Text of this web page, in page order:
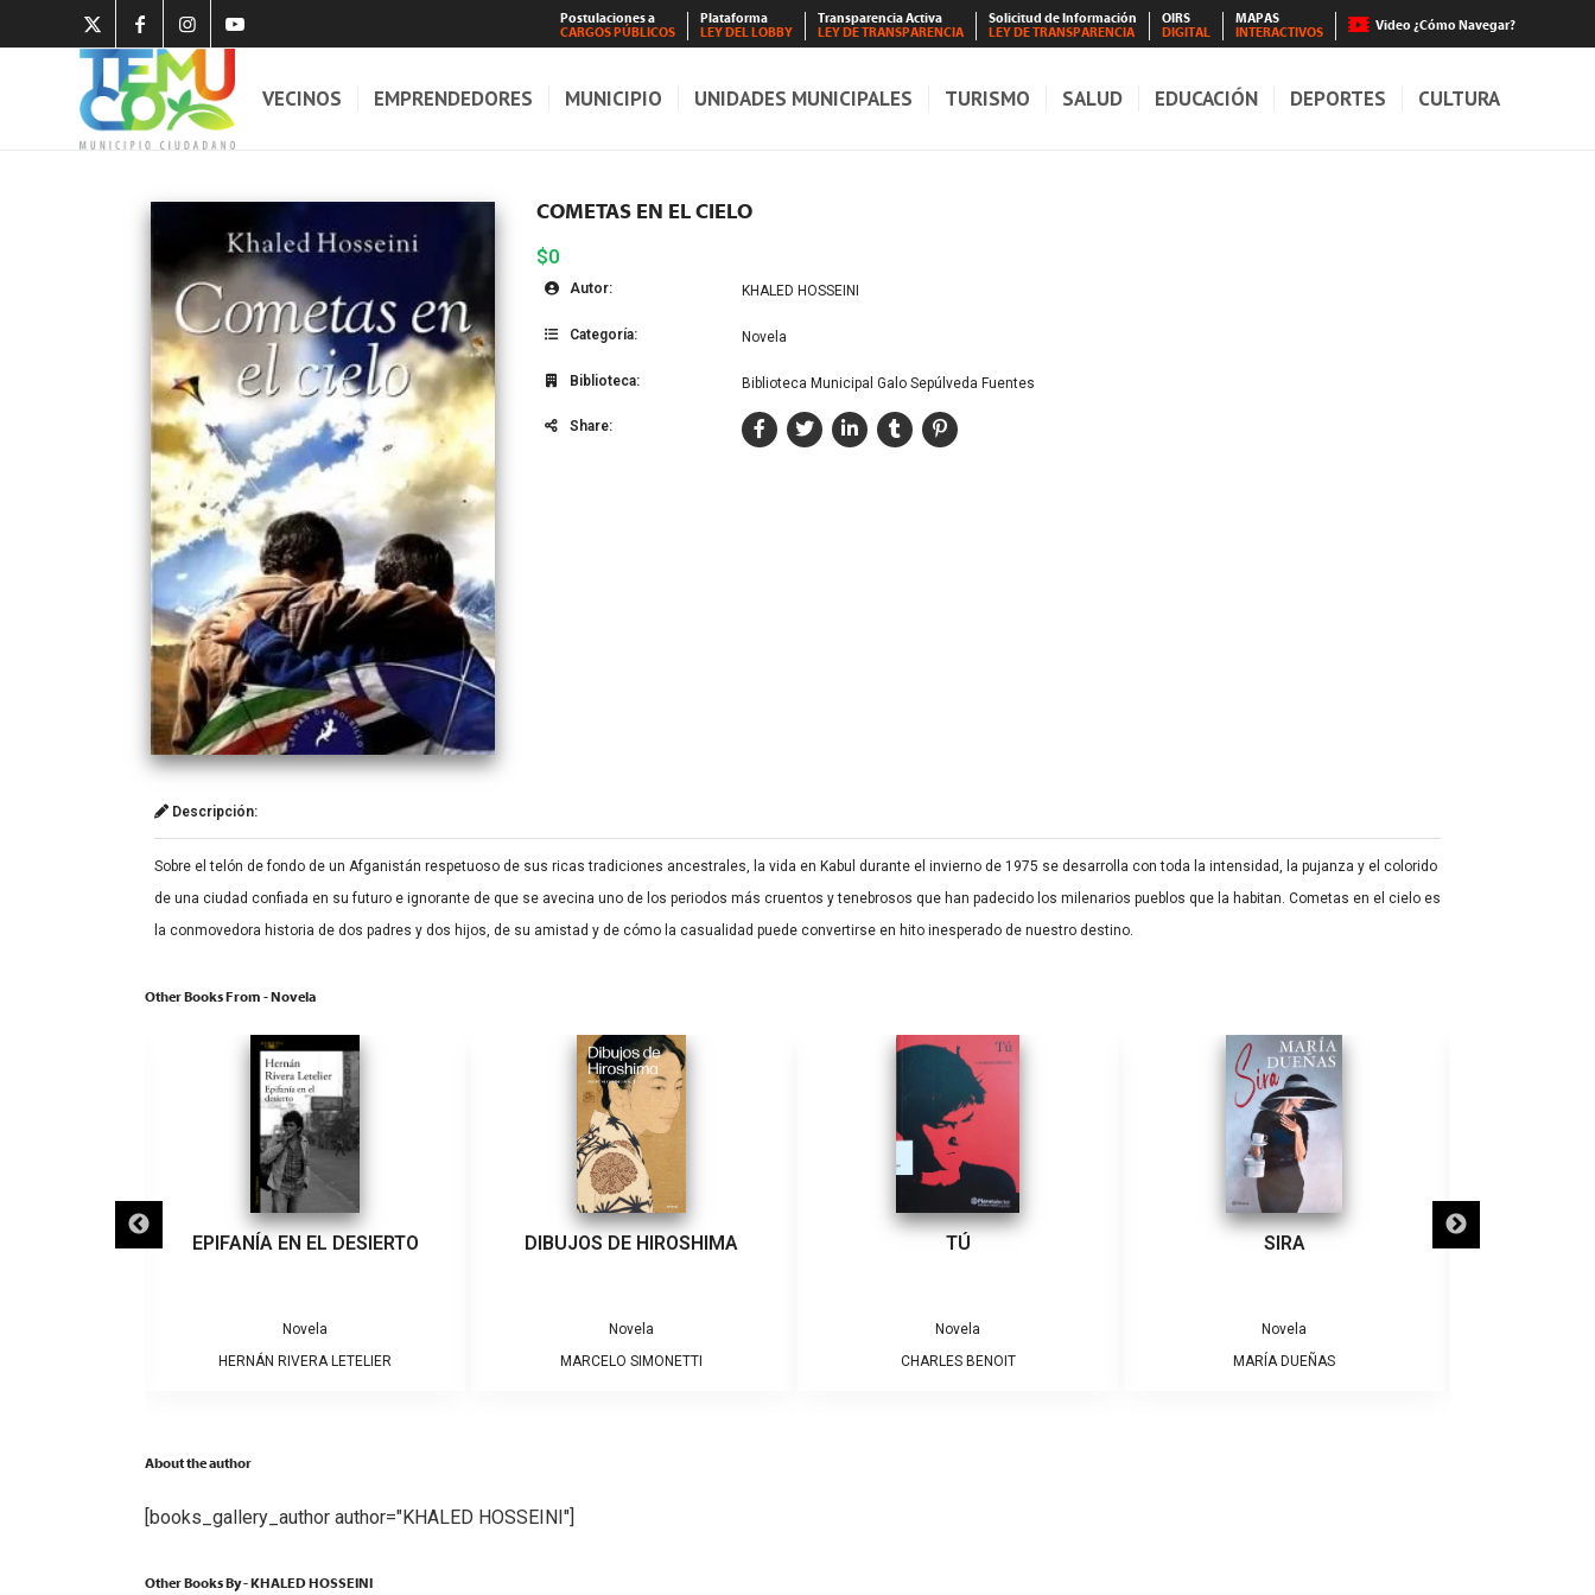
Postulaciones a
CARGOS PÚBLICOS
Plataforma
LEY DEL LOBBY
Transparencia Activa
LEY DE TRANSPARENCIA
Solicitud de Información
LEY DE TRANSPARENCIA
OIRS
DIGITAL
MAPAS
INTERACTIVOS
Video ¿Cómo Navegar?
VECINOS EMPRENDEDORES MUNICIPIO UNIDADES MUNICIPALES TURISMO SALUD EDUCACIÓN DEPORTES CULTURA
COMETAS EN EL CIELO
$0
Autor: KHALED HOSSEINI
Categoría: Novela
Biblioteca: Biblioteca Municipal Galo Sepúlveda Fuentes
Share:
Descripción:
Sobre el telón de fondo de un Afganistán respetuoso de sus ricas tradiciones ancestrales, la vida en Kabul durante el invierno de 1975 se desarrolla con toda la intensidad, la pujanza y el colorido
de una ciudad confiada en su futuro e ignorante de que se avecina uno de los periodos más cruentos y tenebrosos que han padecido los milenarios pueblos que la habitan. Cometas en el cielo es
la conmovedora historia de dos padres y dos hijos, de su amistad y de cómo la casualidad puede convertirse en hito inesperado de nuestro destino.
Other Books From - Novela
EPIFANÍA EN EL DESIERTO
Novela
HERNÁN RIVERA LETELIER
DIBUJOS DE HIROSHIMA
Novela
MARCELO SIMONETTI
TÚ
Novela
CHARLES BENOIT
SIRA
Novela
MARÍA DUEÑAS
About the author
[books_gallery_author author="KHALED HOSSEINI"]
Other Books By - KHALED HOSSEINI